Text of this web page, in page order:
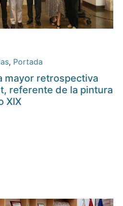
, Portada
mayor retrospectiva
referente de la pintura
XIX